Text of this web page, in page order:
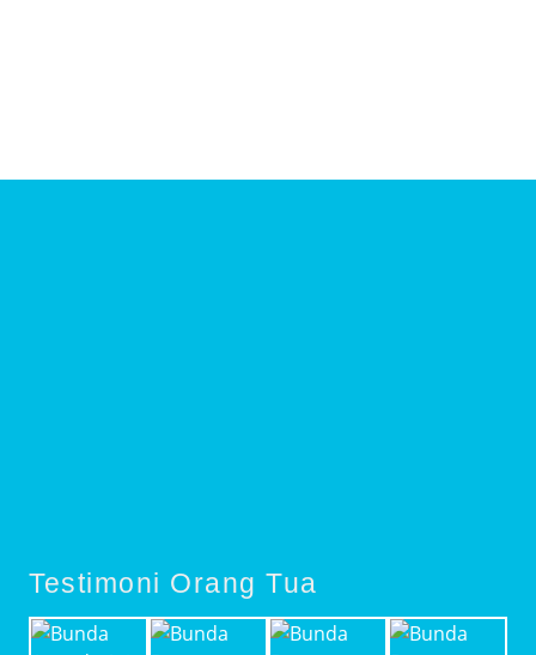
Testimoni Orang Tua